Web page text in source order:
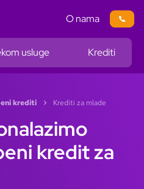
usluge Krediti
O nama
krediti Krediti za mlade
kredit za